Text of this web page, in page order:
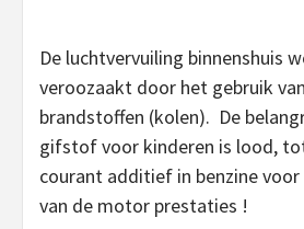
De luchtvervuiling binnenshuis
veroozaakt door het gebruik
brandstoffen (kolen). De
gifstof voor kinderen is lood,
courant additief in benzine
van de motor prestaties !